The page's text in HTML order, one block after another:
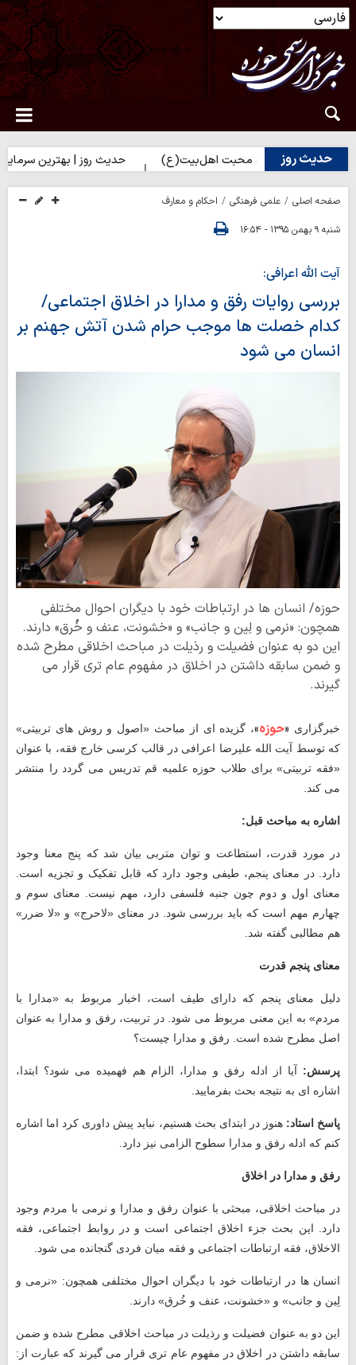
حدیث روز
شدن به محبت اهل‌بیت(ع) حدیث روز | بهترین سرمایه انسان
صفحه اصلی علمی فرهنگی
احکام و معارف
شنبه ۹ بهمن ۱۳۹۵ - ۱۶:۵۴
آیت الله اعرافی:
بررسی روایات رفق و مدارا در اخلاق اجتماعی/
کدام خصلت ها موجب حرام شدن آتش جهنم بر
انسان می شود
حوزه/ انسان ‌ها در ارتباطات خود با دیگران احوال مختلفی
همچون: «نرمی و لِین و جانب» و «خشونت، عنف و خُرق» دارند.
این دو به عنوان فضیلت و رذیلت در مباحث اخلاقی مطرح شده
و ضمن سابقه داشتن در اخلاق در مفهوم عام ‌تری قرار می‌
گیرند.
خبرگزاری «حوزه»، گزیده ای از مباحث «اصول و روش‌ های تربیتی»
که توسط آیت الله علیرضا اعرافی در قالب کرسی خارج فقه، با عنوان
«فقه تربیتی» برای طلاب حوزه علمیه قم تدریس می گردد را منتشر
می کند.
اشاره به مباحث قبل:
در مورد قدرت، استطاعت و توان متربی بیان شد که پنج معنا وجود
دارد. در معنای پنجم، طیفی وجود دارد که قابل تفکیک و تجزیه است.
معنای اول و دوم چون جنبه فلسفی دارد، مهم نیست. معنای سوم و
چهارم مهم است که باید بررسی شود. در معنای «لاحرج» و «لا ضرر»
هم مطالبی گفته شد.
معنای پنجم قدرت
دلیل معنای پنجم که دارای طیف است، اخبار مربوط به «مدارا با
مردم» به این معنی مربوط می‌ شود. در تربیت، رفق و مدارا به عنوان
اصل مطرح شده است. رفق و مدارا چیست؟
پرسش: آیا از ادله رفق و مدارا، الزام هم فهمیده می‌ شود؟ ابتدا،
اشاره ‌ای به نتیجه بحث بفرمایید.
پاسخ استاد: هنوز در ابتدای بحث هستیم، نباید پیش‌ داوری کرد اما اشاره
کنم که ادله رفق و مدارا سطوح الزامی نیز دارد.
رفق و مدارا در اخلاق
در مباحث اخلاقی، مبحثی با عنوان رفق و مدارا و نرمی با مردم وجود
دارد. این بحث جزء اخلاق اجتماعی است و در روابط اجتماعی، فقه
الاخلاق، فقه ارتباطات اجتماعی و فقه میان فردی گنجانده می شود.
انسان ‌ها در ارتباطات خود با دیگران احوال مختلفی همچون: «نرمی و
لِین و جانب» و «خشونت، عنف و خُرق» دارند.
این دو به عنوان فضیلت و رذیلت در مباحث اخلاقی مطرح شده و ضمن
سابقه داشتن در اخلاق در مفهوم عام ‌تری قرار می‌ گیرند که عبارت از: